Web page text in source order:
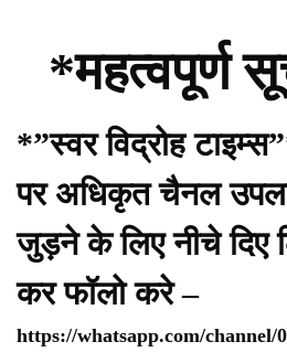
*महत्वपूर्ण
*”स्वर विद्रोह
पर अधिकृत चैनल
जुड़ने के लिए नीचे दिए
कर फॉलो करे –
https://whatsapp.com/channel/